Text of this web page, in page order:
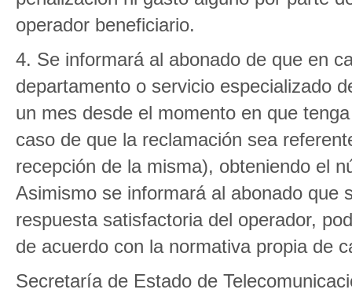
operador beneficiario.
4. Se informará al abonado de que en
departamento o servicio especializado
un mes desde el momento en que
caso de que la reclamación sea
recepción de la misma), obteniendo el
Asimismo se informará al abonado que
respuesta satisfactoria del operador,
de acuerdo con la normativa propia de
Secretaría de Estado de